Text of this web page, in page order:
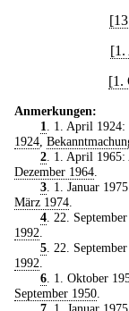
[1.
[1.
Anmerkungen:
1
. 1. April
1924
2. 1. April 1965:
Dezember 1964
3. 1. Januar
März 1974
4. 22.
1992
5. 22.
1992
6. 1. Oktober
September 1950
7. 1. Januar